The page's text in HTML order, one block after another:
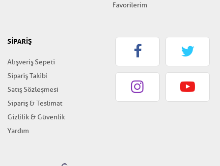
Favorilerim
SİPARİŞ
Alışveriş Sepeti
Sipariş Takibi
Satış Sözleşmesi
Sipariş & Teslimat
Gizlilik & Güvenlik
Yardım